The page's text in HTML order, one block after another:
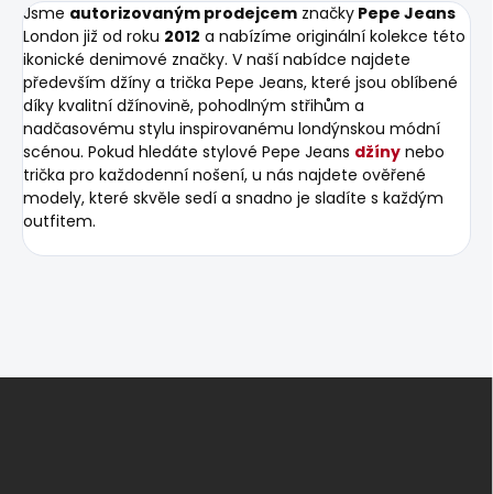
Jsme autorizovaným prodejcem značky Pepe Jeans
London již od roku 2012 a nabízíme originální kolekce této
ikonické denimové značky. V naší nabídce najdete
především džíny a trička Pepe Jeans, které jsou oblíbené
díky kvalitní džínovině, pohodlným střihům a
nadčasovému stylu inspirovanému londýnskou módní
scénou. Pokud hledáte stylové Pepe Jeans džíny nebo
trička pro každodenní nošení, u nás najdete ověřené
modely, které skvěle sedí a snadno je sladíte s každým
outfitem.
Z